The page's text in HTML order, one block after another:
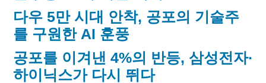
다우 5만 시대 안착, 공포의 기술주
를 구원한 AI 훈풍
공포를 이겨낸 4%의 반등, 삼성전자·
하이닉스가 다시 뛰다